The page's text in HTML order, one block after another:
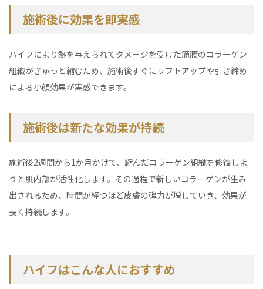
施術後に効果を即実感
ハイフにより熱を与えられてダメージを受けた筋膜のコラーゲン
組織がぎゅっと縮むため、施術後すぐにリフトアップや引き締め
による小顔効果が実感できます。
施術後は新たな効果が持続
施術後2週間から1か月かけて、縮んだコラーゲン組織を修復しよ
うと肌内部が活性化します。その過程で新しいコラーゲンが生み
出されるため、時間が経つほど皮膚の弾力が増していき、効果が
長く持続します。
ハイフはこんな人におすすめ